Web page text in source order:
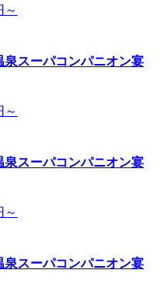
～
泉スーパコンパニオン宴
～
泉スーパコンパニオン宴
～
泉スーパコンパニオン宴